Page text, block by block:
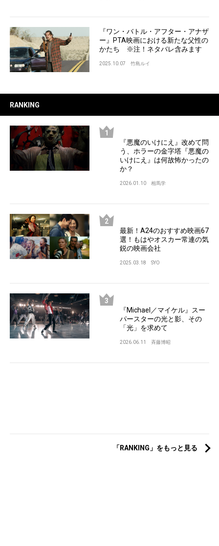
『ワン・バトル・アフター・アナザ
ー』PTA映画における新たな父性の
かたち ※注！ネタバレ含みます
2025.10.07 竹島ルイ
RANKING
『悪魔のいけにえ』改めて問
う、ホラーの金字塔『悪魔の
いけにえ』は何故怖かったの
か？
2026.01.10 相馬学
最新！A24のおすすめ映画67
選！もはやオスカー常連の気
鋭の映画会社
2025.03.18 SYO
『Michael／マイケル』スー
パースターの光と影、その
「光」を求めて
2026.06.11 斉藤博昭
「RANKING」をもっと見る